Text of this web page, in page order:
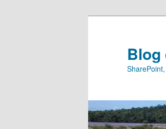
Blog